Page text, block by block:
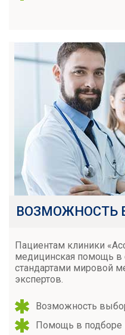
ВОЗМОЖНОСТЬ
Пациентам клиники
медицинская помощь в
стандартами мировой
экспертов.
Возможность
Помощь в подборе